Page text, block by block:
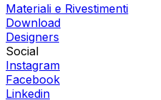
Materiali e Rivestimenti
Download
Designers
Social
Instagram
Facebook
Linkedin